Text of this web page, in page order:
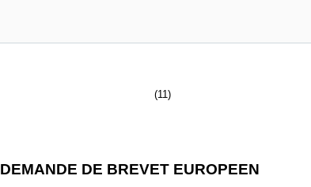
(11)
DEMANDE DE BREVET EUROPEEN